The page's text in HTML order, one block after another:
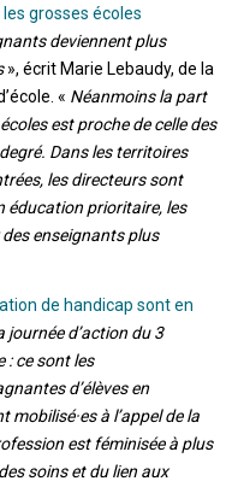
les grosses écoles
deviennent plus
», écrit Marie Lebaudy, de la
« Néanmoins la part
est proche de celle des
Dans les territoires
les directeurs sont
éducation prioritaire, les
enseignants plus
de handicap sont en
journée d’action du 3
: ce sont les
d’élèves en
à l’appel de la
est féminisée à plus
soins et du lien aux